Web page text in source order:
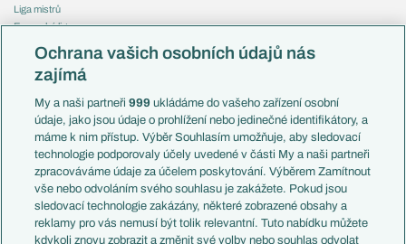
Liga mistrů
Evropská liga
Mistrovství světa
Liga národů
Témata
Představení týmů MS
EuroSkauting
PL v kostce
Evropské koeficienty
Přestupy
Přestupové spekulace
Zranění
Česko
Francie
Itálie
Německo
Španělsko
Argentina
Brazílie
Přestupy
Ochrana vašich osobních údajů nás
zajímá
My a naši partneři999 ukládáme do vašeho zařízení osobní
údaje, jako jsou údaje o prohlížení nebo jedinečné identifikátory, a
máme k nim přístup. Výběr Souhlasím umožňuje, aby sledovací
technologie podporovaly účely uvedené v části My a naši partneři
zpracováváme údaje za účelem poskytování. Výběrem Zamítnout
vše nebo odvoláním svého souhlasu je zakážete. Pokud jsou
sledovací technologie zakázány, některé zobrazené obsahy a
reklamy pro vás nemusí být tolik relevantní. Tuto nabídku můžete
kdykoli znovu zobrazit a změnit své volby nebo souhlas odvolat